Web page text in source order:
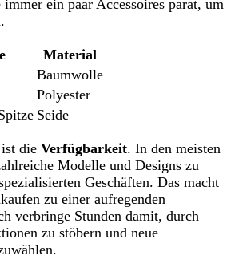
ein ⁣paar Accessoires‍ parat, um
Material
Baumwolle
Polyester
Seide
die Verfügbarkeit. In den meisten
Modelle und Designs zu
Geschäften. Das macht
zu ‍einer aufregenden
verbringe ⁣Stunden damit, ⁤durch
zu stöbern und neue